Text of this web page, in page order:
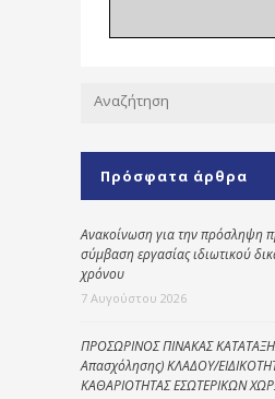
Πρόσφατα άρθρα
Ανακοίνωση για την πρόσληψη
σύμβαση εργασίας ιδιωτικού
χρόνου
7 Αυγούστου 2026
ΠΡΟΣΩΡΙΝΟΣ ΠΙΝΑΚΑΣ
Απασχόλησης) ΚΛΑΔΟΥ/
ΚΑΘΑΡΙΟΤΗΤΑΣ ΕΣΩΤΕΡΙΚΩΝ